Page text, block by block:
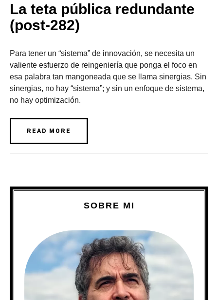
La teta pública redundante
(post-282)
Para tener un “sistema” de innovación, se necesita un
valiente esfuerzo de reingeniería que ponga el foco en
esa palabra tan mangoneada que se llama sinergias. Sin
sinergias, no hay “sistema”; y sin un enfoque de sistema,
no hay optimización.
READ MORE
SOBRE MI